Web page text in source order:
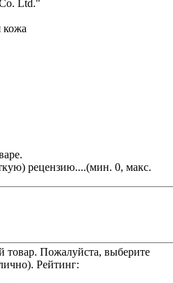
Ltd."
кожа
рецензию....(мин. 0, макс.
Пожалуйста, выберите
Рейтинг: